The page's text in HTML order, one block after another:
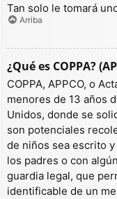
Tan solo le tomará
Arriba
¿Qué es COPPA?
COPPA, APPCO, o
menores de 13 años
Unidos, donde se
son potenciales
de niños sea escrito
los padres o con
guardia legal, que
identificable de un